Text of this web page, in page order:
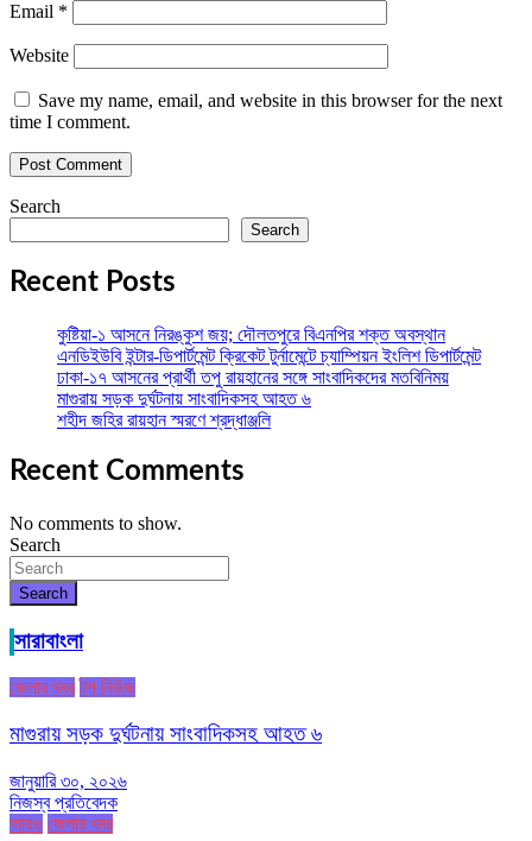
Email *
Website
Save my name, email, and website in this browser for the next
time I comment.
Search
Search
Recent Posts
কুষ্টিয়া-১ আসনে নিরঙ্কুশ জয়; দৌলতপুরে বিএনপির শক্ত অবস্থান
এনডিইউবি ইন্টার-ডিপার্টমেন্ট ক্রিকেট টুর্নামেন্টে চ্যাম্পিয়ন ইংলিশ ডিপার্টমেন্ট
ঢাকা-১৭ আসনের প্রার্থী তপু রায়হানের সঙ্গে সাংবাদিকদের মতবিনিময়
মাগুরায় সড়ক দুর্ঘটনায় সাংবাদিকসহ আহত ৬
শহীদ জহির রায়হান স্মরণে শ্রদ্ধাঞ্জলি
Recent Comments
No comments to show.
Search
Search
সারাবাংলা
জেলার খবর টপ নিউজ
মাগুরায় সড়ক দুর্ঘটনায় সাংবাদিকসহ আহত ৬
জানুয়ারি ৩০, ২০২৬
নিজস্ব প্রতিবেদক
আরও জেলার খবর